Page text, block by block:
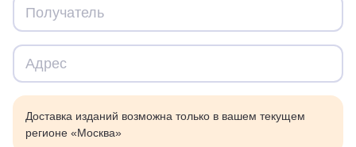
Доставка изданий возможна только в вашем текущем
регионе «Москва»